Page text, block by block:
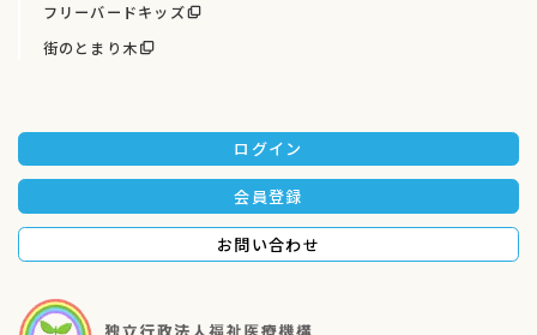
フリーバードキッズ
街のとまり木
ログイン
会員登録
お問い合わせ